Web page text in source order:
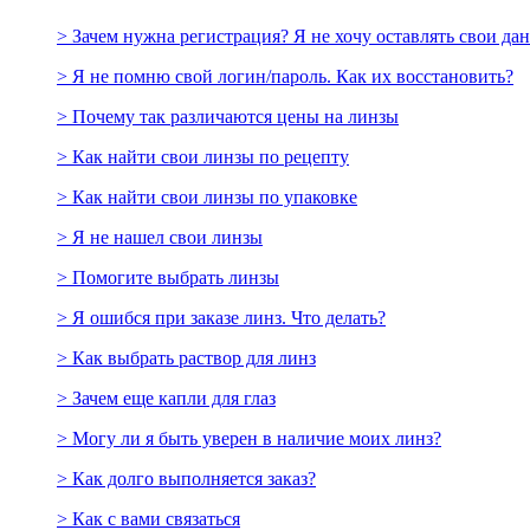
> Зачем нужна регистрация? Я не хочу оставлять свои
> Я не помню свой логин/пароль. Как их восстановить?
> Почему так различаются цены на линзы
> Как найти свои линзы по рецепту
> Как найти свои линзы по упаковке
> Я не нашел свои линзы
> Помогите выбрать линзы
> Я ошибся при заказе линз. Что делать?
> Как выбрать раствор для линз
> Зачем еще капли для глаз
> Могу ли я быть уверен в наличие моих линз?
> Как долго выполняется заказ?
> Как с вами связаться